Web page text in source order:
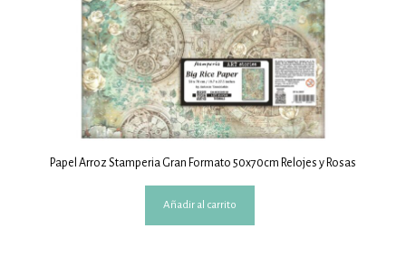
Papel Arroz Stamperia Gran Formato 50x70cm Relojes y Rosas
Añadir al carrito